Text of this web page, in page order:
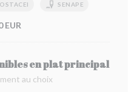
SENAPE
EUR
en plat principal
au choix